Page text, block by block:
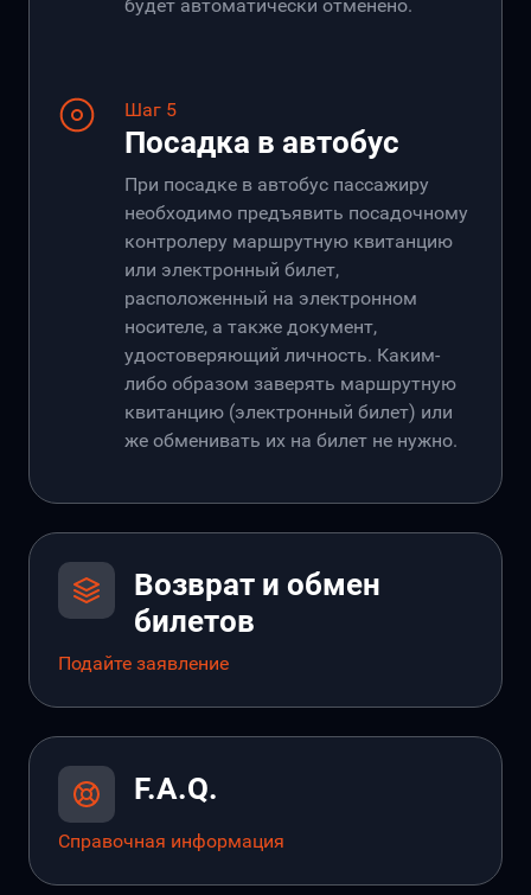
будет автоматически отменено.
Шаг 5
Посадка в автобус
При посадке в автобус пассажиру
необходимо предъявить посадочному
контролеру маршрутную квитанцию
или электронный билет,
расположенный на электронном
носителе, а также документ,
удостоверяющий личность. Каким-
либо образом заверять маршрутную
квитанцию (электронный билет) или
же обменивать их на билет не нужно.
Возврат и обмен
билетов
Подайте заявление
F.A.Q.
Справочная информация